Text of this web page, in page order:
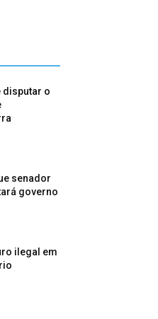
disputar o
senador
governo
ilegal em